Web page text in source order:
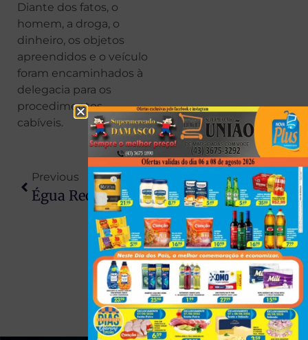
Diante dos fatos, o
homem, a droga, o
dinheiro, os objetos
apreendidos e o veículo
foram encaminhados à
delegacia para os
procedimentos
cabíveis.
Previous
Égua Reconhece Dono Em Velório, Relincha Diante Do Caixão E Comove Moradores Em SC
Next
Investigado Por Invadir Sistemas Policiais E Vender Dados É Preso Após Operação Que Começou Em Maringá E Terminou No Paraguai